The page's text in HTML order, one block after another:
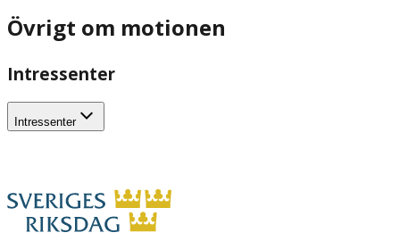
Övrigt om motionen
Intressenter
Intressenter